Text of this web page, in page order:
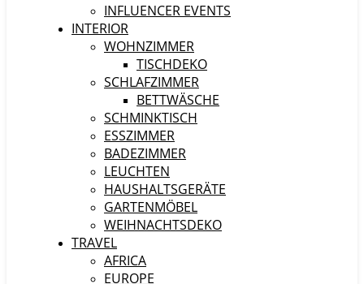
INFLUENCER EVENTS
INTERIOR
WOHNZIMMER
TISCHDEKO
SCHLAFZIMMER
BETTWÄSCHE
SCHMINKTISCH
ESSZIMMER
BADEZIMMER
LEUCHTEN
HAUSHALTSGERÄTE
GARTENMÖBEL
WEIHNACHTSDEKO
TRAVEL
AFRICA
EUROPE